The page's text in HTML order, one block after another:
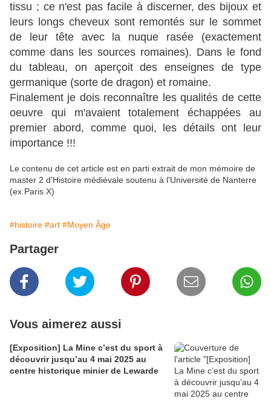
tissu ; ce n'est pas facile à discerner, des bijoux et
leurs longs cheveux sont remontés sur le sommet
de leur tête avec la nuque rasée (exactement
comme dans les sources romaines). Dans le fond
du tableau, on aperçoit des enseignes de type
germanique (sorte de dragon) et romaine.
Finalement je dois reconnaître les qualités de cette
oeuvre qui m'avaient totalement échappées au
premier abord, comme quoi, les détails ont leur
importance !!!
Le contenu de cet article est en parti extrait de mon mémoire de
master 2 d'Histoire médiévale soutenu à l'Université de Nanterre
(ex Paris X)
#histoire #art #Moyen Âge
Partager
Vous aimerez aussi
[Exposition] La Mine c’est du sport à
découvrir jusqu’au 4 mai 2025 au
centre historique minier de Lewarde